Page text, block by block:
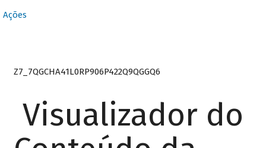
Ações
Z7_7QGCHA41L0RP906P422Q9QGGQ6
Visualizador do